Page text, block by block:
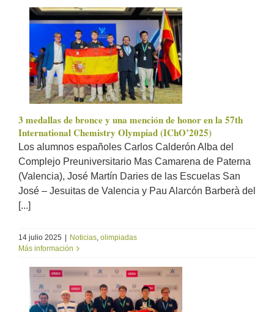
3 medallas de bronce y una mención de honor en la 57th
International Chemistry Olympiad (IChO’2025)
Los alumnos españoles Carlos Calderón Alba del
Complejo Preuniversitario Mas Camarena de Paterna
(Valencia), José Martín Daries de las Escuelas San
José – Jesuitas de Valencia y Pau Alarcón Barberà del
[...]
14 julio 2025 | Noticias olimpiadas
Más información